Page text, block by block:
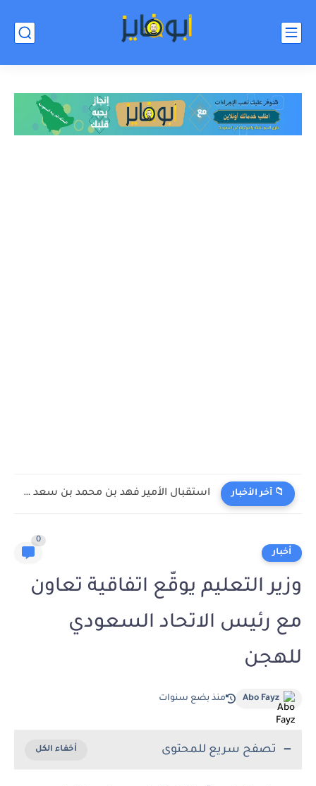
📁 آخر الأخبار استقبال الأمير فهد بن محمد بن سعد بن عبدالعزيز لمدير...
أخبار
0
وزير التعليم يوقّع اتفاقية تعاون
مع رئيس الاتحاد السعودي
للهجن
Abo Fayz منذ بضع سنوات
تصفح سريع للمحتوى